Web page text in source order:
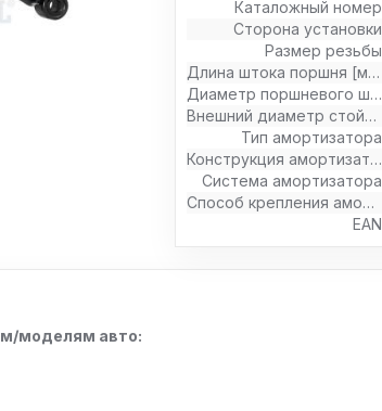
Каталожный номер
Сторона установки
Размер резьбы
Длина штока поршня [мм]
Диаметр поршневого штока [мм]
Внешний диаметр стойки амортизатора [мм]
Тип амортизатора
Конструкция амортизатора
Система амортизатора
Способ крепления амортизатора
EAN
моделям авто: